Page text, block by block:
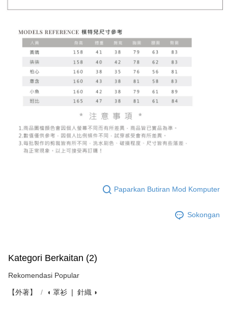
Paparkan Butiran Mod Komputer
Sokongan
Kategori Berkaitan (2)
Rekomendasi Popular
【外著】 ◖ 罩衫 ❘ 針織 ◗